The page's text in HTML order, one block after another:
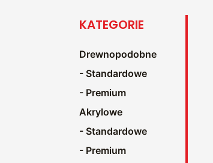
KATEGORIE
Drewnopodobne
- Standardowe
- Premium
Akrylowe
- Standardowe
- Premium